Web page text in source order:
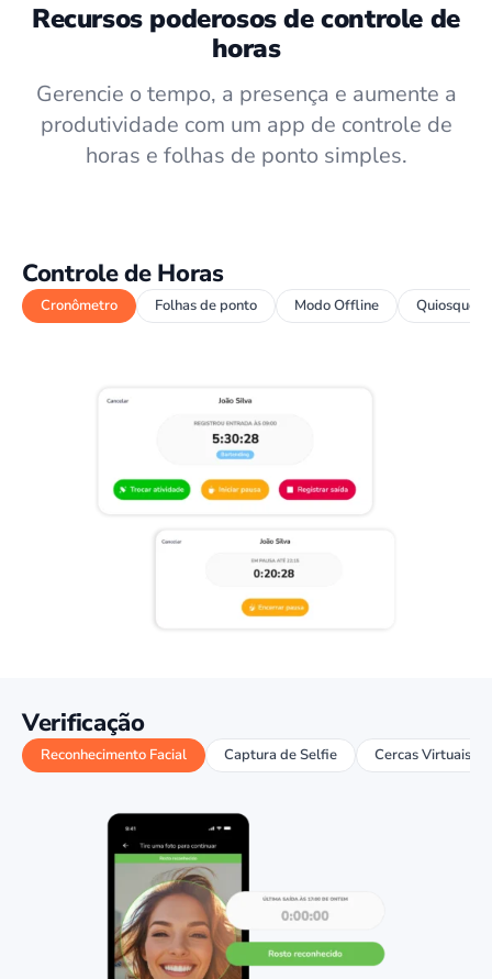
Recursos poderosos de controle de
horas
Gerencie o tempo, a presença e aumente a
produtividade com um app de controle de
horas e folhas de ponto simples.
Controle de Horas
Cronômetro Folhas de ponto Modo Offline Quiosque
Verificação
Reconhecimento Facial Captura de Selfie Cercas Virtuais